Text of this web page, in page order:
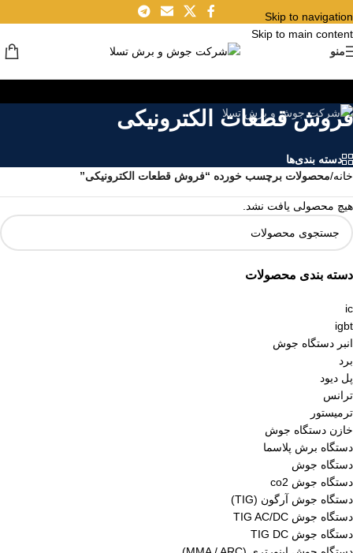
Skip to navigation
Skip to main content
منو
فروش قطعات الکترونیکی
دسته بندی‌ها
دسته بندی محصولات
ic
igbt
انبر دستگاه جوش
برد
پل دیود
ترانس
ترمیستور
خازن دستگاه جوش
دستگاه برش پلاسما
دستگاه جوش
دستگاه جوش co2
دستگاه جوش آرگون (TIG)
دستگاه جوش TIG AC/DC
دستگاه جوش TIG DC
خانه/محصولات برچسب خورده “فروش قطعات الکترونیکی”
هیچ محصولی یافت نشد.